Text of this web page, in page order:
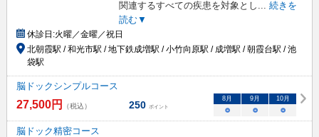
関連するすべての疾患を対象とし
続きを
読む▼
休診日:火曜／金曜／祝日
北朝霞駅 / 和光市駅 / 地下鉄成増駅 / 小竹向原駅 / 成増駅 / 朝霞台駅 / 池
袋駅
脳ドックシンプルコース
27,500円 （税込） 250 ポイント
8 月 9 月 10月
○ ○ ○
脳ドック精密コース